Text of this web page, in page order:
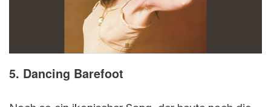
5. Dancing Barefoot